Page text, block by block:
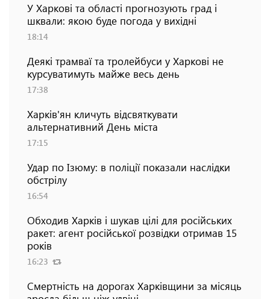
У Харкові та області прогнозують град і
шквали: якою буде погода у вихідні
18:14
Деякі трамваї та тролейбуси у Харкові не
курсуватимуть майже весь день
17:38
Харків'ян кличуть відсвяткувати
альтернативний День міста
17:15
Удар по Ізюму: в поліції показали наслідки
обстрілу
16:54
Обходив Харків і шукав цілі для російських
ракет: агент російської розвідки отримав 15
років
16:23
Смертність на дорогах Харківщини за місяць